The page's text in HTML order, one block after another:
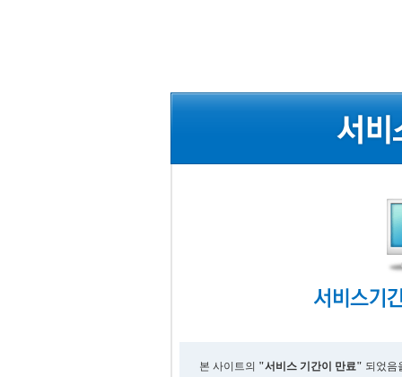
본 사이트의 "서비스 기간이 만료" 되었음